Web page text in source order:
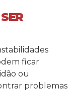
ficar
ou
problemas